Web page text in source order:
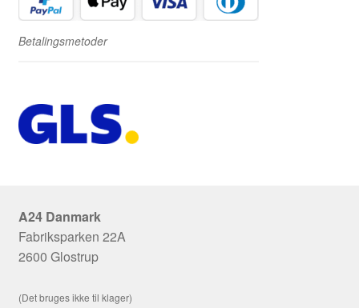
Betalingsmetoder
A24 Danmark
Fabriksparken 22A
2600 Glostrup
(Det bruges ikke til klager)